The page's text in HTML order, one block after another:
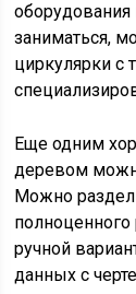
заниматься,
циркулярки с
Еще одним
деревом
Можно
полноценного
ручной
данных с